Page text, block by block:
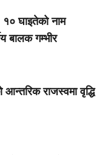
१० घाइतेको नाम
बालक गम्भीर
आन्तरिक राजस्वमा वृद्धि